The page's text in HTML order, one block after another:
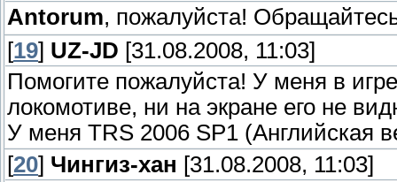
Antorum, пожалуйста!
[19] UZ-JD [31.08.2008, 11:03]
Помогите пожалуйста! У меня в
локомотиве, ни на экране его не
У меня TRS 2006 SP1 (Английская
[20] Чингиз-хан [31.08.2008, 11:03]